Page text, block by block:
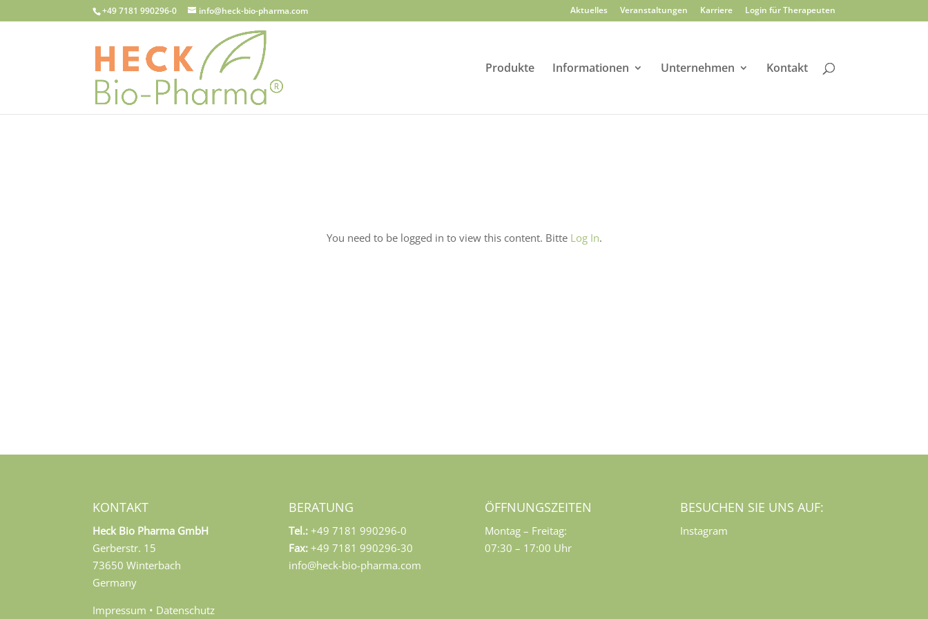
+49 7181 990296-0 info@heck-bio-pharma.com Aktuelles Veranstaltungen Karriere Login für Therapeuten
Produkte Informationen Unternehmen Kontakt
You need to be logged in to view this content. Bitte Log In.
KONTAKT
Heck Bio Pharma GmbH
Gerberstr. 15
73650 Winterbach
Germany
Impressum • Datenschutz
BERATUNG
Tel.: +49 7181 990296-0
Fax:+49 7181 990296-30
info@heck-bio-pharma.com
ÖFFNUNGSZEITEN
Montag – Freitag:
07:30 – 17:00 Uhr
BESUCHEN SIE UNS AUF:
Instagram